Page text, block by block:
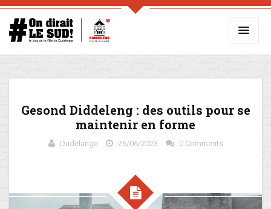
Gesond Diddeleng : des outils pour se
maintenir en forme
Dudelange 26/06/2023 0 Comments